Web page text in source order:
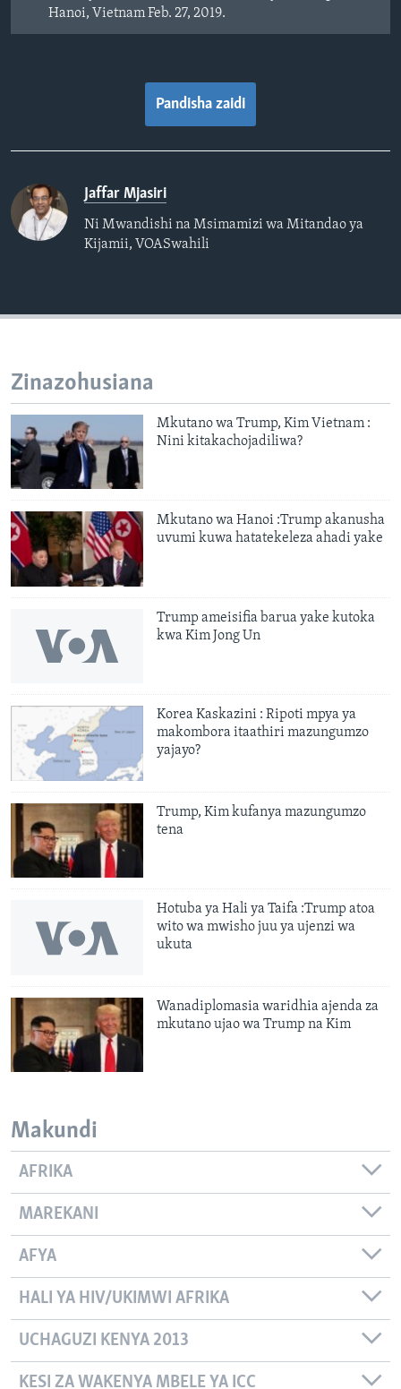
Hanoi, Vietnam Feb. 27, 2019.
Pandisha zaidi
Jaffar Mjasiri
Ni Mwandishi na Msimamizi wa Mitandao ya
Kijamii, VOASwahili
Zinazohusiana
Mkutano wa Trump, Kim Vietnam :
Nini kitakachojadiliwa?
Mkutano wa Hanoi :Trump akanusha
uvumi kuwa hatatekeleza ahadi yake
Trump ameisifia barua yake kutoka
kwa Kim Jong Un
Korea Kaskazini : Ripoti mpya ya
makombora itaathiri mazungumzo
yajayo?
Trump, Kim kufanya mazungumzo
tena
Hotuba ya Hali ya Taifa :Trump atoa
wito wa mwisho juu ya ujenzi wa
ukuta
Wanadiplomasia waridhia ajenda za
mkutano ujao wa Trump na Kim
Makundi
AFRIKA
MAREKANI
AFYA
HALI YA HIV/UKIMWI AFRIKA
UCHAGUZI KENYA 2013
KESI ZA WAKENYA MBELE YA ICC